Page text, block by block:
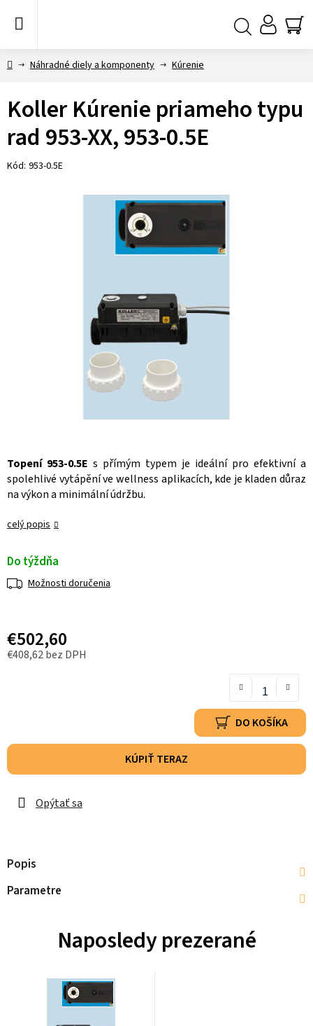
DomovNáhradné diely a komponenty Kúrenie
Topení 953-0.5E s přímým typem je ideální pro efektivní a
spolehlivé vytápění ve wellness aplikacích, kde je kladen důraz
na výkon a minimální údržbu.
celý popis
Do týždňa
Možnosti doručenia
€502,60
€408,62 bez DPH
DO KOŠÍKA
KÚPIŤ TERAZ
Opýtať sa
Koller Kúrenie priameho typu
rad 953-XX, 953-0.5E
Kód: 953-0.5E
Popis
Parametre
Naposledy prezerané